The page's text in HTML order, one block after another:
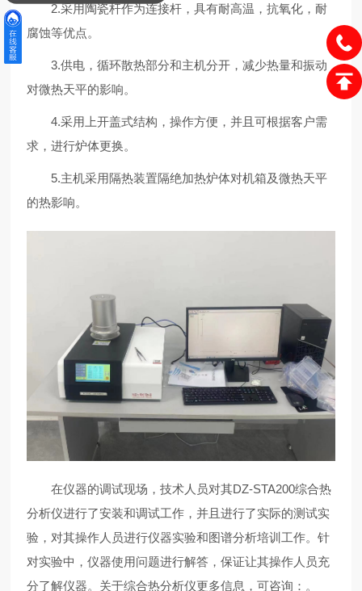
2.采用陶瓷杆作为连接杆，具有耐高温，抗氧化，耐
腐蚀等优点。
3.供电，循环散热部分和主机分开，减少热量和振动
对微热天平的影响。
4.采用上开盖式结构，操作方便，并且可根据客户需
求，进行炉体更换。
5.主机采用隔热装置隔绝加热炉体对机箱及微热天平
的热影响。
在仪器的调试现场，技术人员对其DZ-STA200综合热
分析仪进行了安装和调试工作，并且进行了实际的测试实
验，对其操作人员进行仪器实验和图谱分析培训工作。针
对实验中，仪器使用问题进行解答，保证让其操作人员充
分了解仪器。关于综合热分析仪更多信息，可咨询： 。